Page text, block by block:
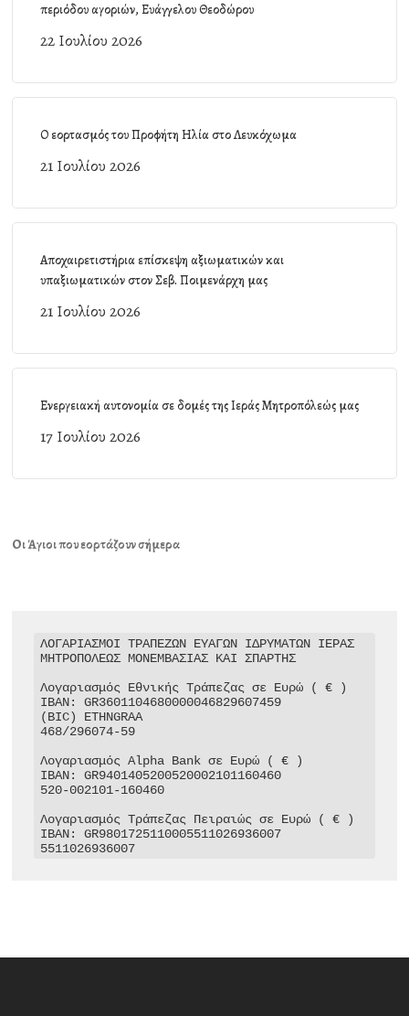
περιόδου αγοριών, Ευάγγελου Θεοδώρου
22 Ιουλίου 2026
Ο εορτασμός του Προφήτη Ηλία στο Λευκόχωμα
21 Ιουλίου 2026
Αποχαιρετιστήρια επίσκεψη αξιωματικών και
υπαξιωματικών στον Σεβ. Ποιμενάρχη μας
21 Ιουλίου 2026
Ενεργειακή αυτονομία σε δομές της Ιεράς Μητροπόλεώς μας
17 Ιουλίου 2026
Οι Άγιοι που εορτάζουν σήμερα
ΛΟΓΑΡΙΑΣΜΟΙ ΤΡΑΠΕΖΩΝ ΕΥΑΓΩΝ ΙΔΡΥΜΑΤΩΝ ΙΕΡΑΣ
ΜΗΤΡΟΠΟΛΕΩΣ ΜΟΝΕΜΒΑΣΙΑΣ ΚΑΙ ΣΠΑΡΤΗΣ
Λογαριασμός Εθνικής Τράπεζας σε Ευρώ ( € )
IBAN: GR3601104680000046829607459
(BIC) ETHNGRAA
468/296074-59
Λογαριασμός Alpha Bank σε Ευρώ ( € )
IBAN: GR9401405200520002101160460
520-002101-160460
Λογαριασμός Τράπεζας Πειραιώς σε Ευρώ ( € )
IBAN: GR9801725110005511026936007
5511026936007